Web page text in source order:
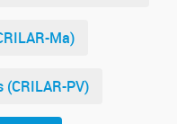
Ma)
PV)